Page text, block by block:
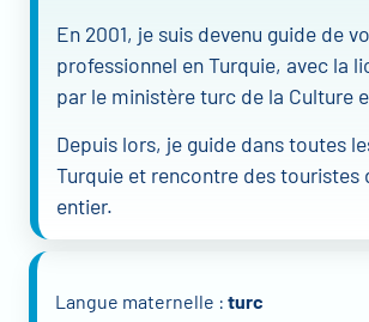
En 2001, je suis devenu guide de
professionnel en Turquie, avec la
par le ministère turc de la Culture
Depuis lors, je guide dans toutes
Turquie et rencontre des touristes
entier.
Langue maternelle : turc